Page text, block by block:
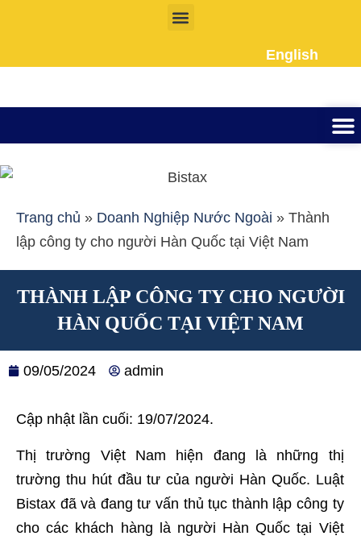
English
Trang chủ » Doanh Nghiệp Nước Ngoài » Thành
lập công ty cho người Hàn Quốc tại Việt Nam
THÀNH LẬP CÔNG TY CHO NGƯỜI
HÀN QUỐC TẠI VIỆT NAM
09/05/2024 admin
Cập nhật lần cuối: 19/07/2024.
Thị trường Việt Nam hiện đang là những thị
trường thu hút đầu tư của người Hàn Quốc. Luật
Bistax đã và đang tư vấn thủ tục thành lập công ty
cho các khách hàng là người Hàn Quốc tại Việt